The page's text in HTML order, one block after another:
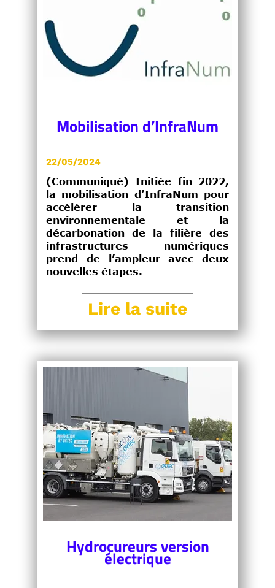
Mobilisation d’InfraNum
22/05/2024
(Communiqué) Initiée fin 2022,
la mobilisation d’InfraNum pour
accélérer la transition
environnementale et la
décarbonation de la filière des
infrastructures numériques
prend de l’ampleur avec deux
nouvelles étapes.
Lire la suite
Hydrocureurs version
électrique